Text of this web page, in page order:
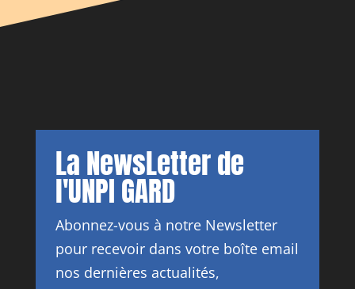
La NewsLetter de
l'UNPI GARD
Abonnez-vous à notre Newsletter
pour recevoir dans votre boîte email
nos dernières actualités,